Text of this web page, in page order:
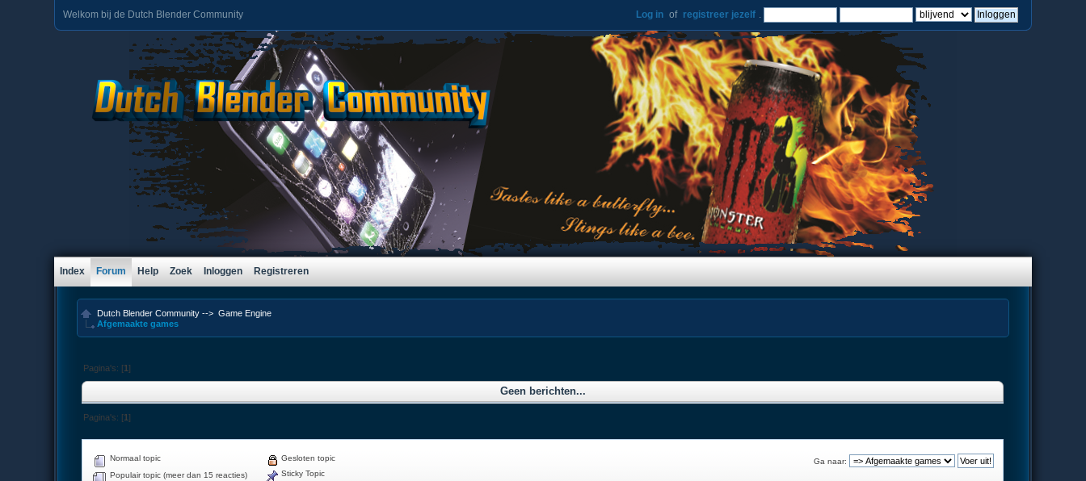
Welkom bij de Dutch Blender Community Log in of registreer jezelf .
Index Forum Help Zoek Inloggen Registreren
Dutch Blender Community --> Game Engine
Afgemaakte games
Pagina's: [1]
Geen berichten...
Pagina's: [1]
Ga naar:
Normaal topic
Populair topic (meer dan 15 reacties)
Gesloten topic
Sticky Topic